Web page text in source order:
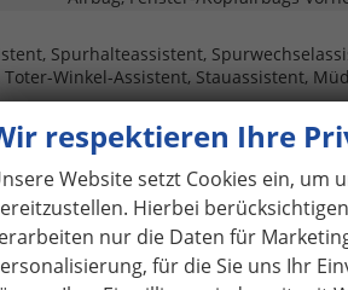
Spurhalteassistent,
Winkel-Assistent, Stauassistent,
Distance Control vorne, Park Distance
Fernlichtassistent, LED-
respektieren Ihre
Website setzt Cookies ein, um
Hierbei
nur die Daten für
für die Sie uns Ihr